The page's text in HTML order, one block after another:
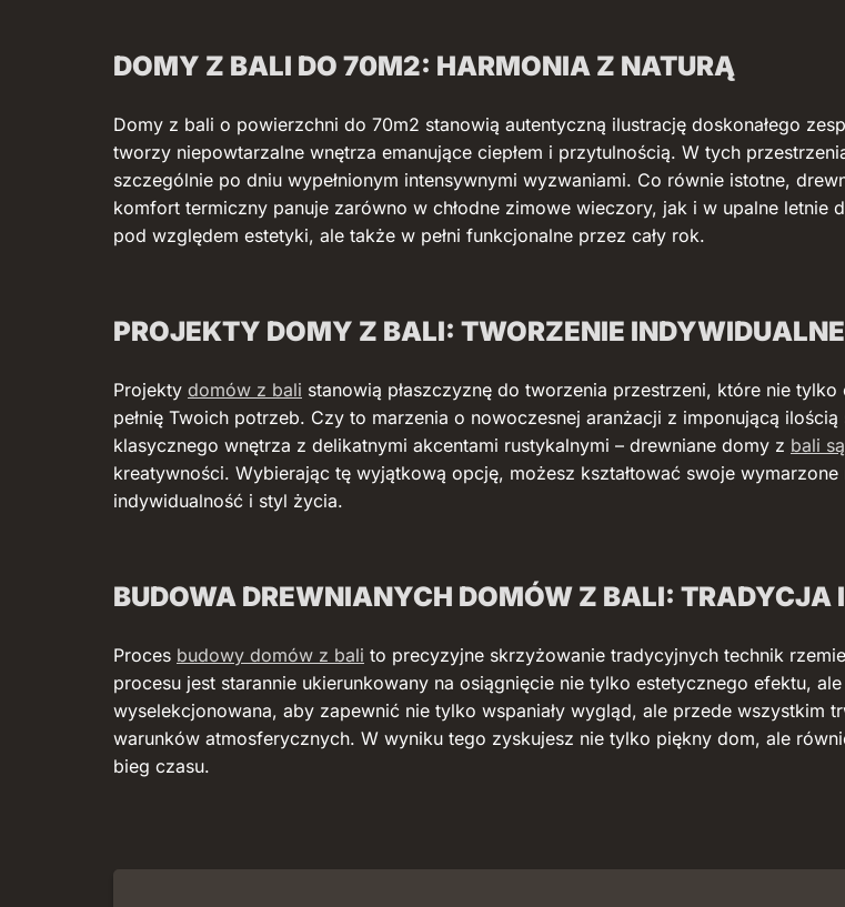
DOMY Z BALI DO 70M2: HARMONIA Z NATURĄ
Domy z bali o powierzchni do 70m2 stanowią autentyczną ilustrację doskonałego
tworzy niepowtarzalne wnętrza emanujące ciepłem i przytulnością. W tych
szczególnie po dniu wypełnionym intensywnymi wyzwaniami. Co równie istotne,
komfort termiczny panuje zarówno w chłodne zimowe wieczory, jak i w upalne
pod względem estetyki, ale także w pełni funkcjonalne przez cały rok.
PROJEKTY DOMY Z BALI: TWORZENIE
Projekty domów z bali stanowią płaszczyznę do tworzenia przestrzeni, które nie
pełnię Twoich potrzeb. Czy to marzenia o nowoczesnej aranżacji z imponującą
klasycznego wnętrza z delikatnymi akcentami rustykalnymi – drewniane domy z bali
kreatywności. Wybierając tę wyjątkową opcję, możesz kształtować swoje
indywidualność i styl życia.
BUDOWA DREWNIANYCH DOMÓW Z BALI: TRADYCJA
Proces budowy domów z bali to precyzyjne skrzyżowanie tradycyjnych technik
procesu jest starannie ukierunkowany na osiągnięcie nie tylko estetycznego efektu,
wyselekcjonowana, aby zapewnić nie tylko wspaniały wygląd, ale przede wszystkim
warunków atmosferycznych. W wyniku tego zyskujesz nie tylko piękny dom, ale
bieg czasu.